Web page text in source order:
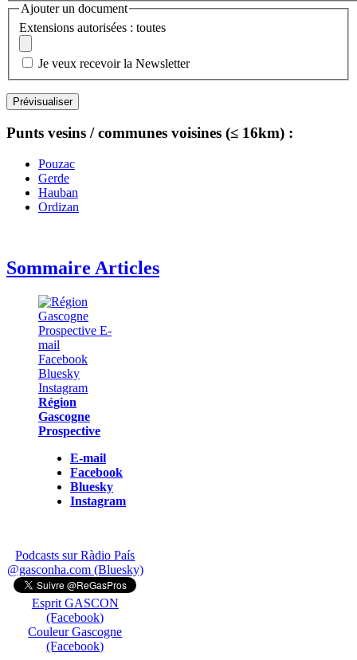
Ajouter un document
Extensions autorisées : toutes
Je veux recevoir la Newsletter
Punts vesins / communes voisines (≤ 16km) :
Pouzac
Gerde
Hauban
Ordizan
Sommaire Articles
Région
Gascogne
Prospective
E-mail
Facebook
Bluesky
Instagram
Podcasts sur Ràdio País
@gasconha.com (Bluesky)
Esprit GASCON
(Facebook)
Couleur Gascogne
(Facebook)